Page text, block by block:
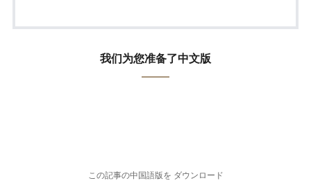
我们为您准备了中文版
この記事の中国語版を ダウンロード